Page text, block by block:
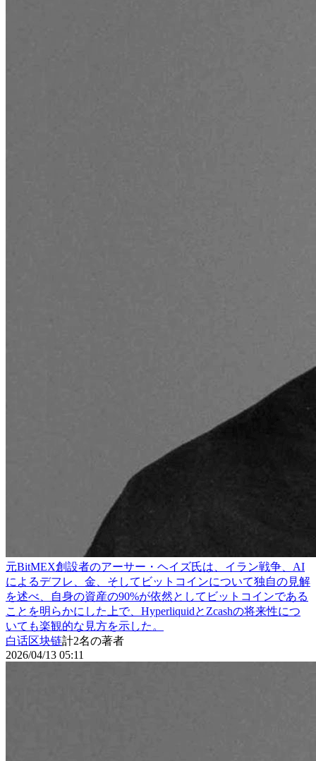
元BitMEX創設者のアーサー・ヘイズ氏は、イラン戦争、AI
によるデフレ、金、そしてビットコインについて独自の見解
を述べ、自身の資産の90%が依然としてビットコインである
ことを明らかにした上で、HyperliquidとZcashの将来性につ
いても楽観的な見方を示した。
白话区块链計2名の著者
2026/04/13 05:11